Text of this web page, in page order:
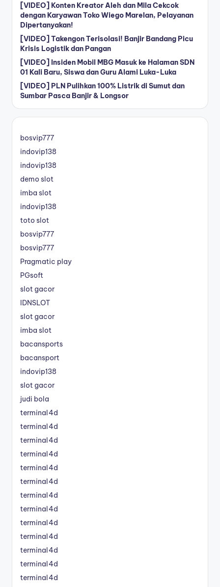
[VIDEO] Konten Kreator Aleh dan Mila Cekcok
dengan Karyawan Toko Wiego Marelan, Pelayanan
Dipertanyakan!
[VIDEO] Takengon Terisolasi! Banjir Bandang Picu
Krisis Logistik dan Pangan
[VIDEO] Insiden Mobil MBG Masuk ke Halaman SDN
01 Kali Baru, Siswa dan Guru Alami Luka-Luka
[VIDEO] PLN Pulihkan 100% Listrik di Sumut dan
Sumbar Pasca Banjir & Longsor
bosvip777
indovip138
indovip138
demo slot
imba slot
indovip138
toto slot
bosvip777
bosvip777
Pragmatic play
PGsoft
slot gacor
IDNSLOT
slot gacor
imba slot
bacansports
bacansport
indovip138
slot gacor
judi bola
terminal4d
terminal4d
terminal4d
terminal4d
terminal4d
terminal4d
terminal4d
terminal4d
terminal4d
terminal4d
terminal4d
terminal4d
terminal4d